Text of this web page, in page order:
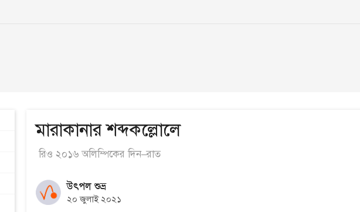
মারাকানার শব্দকল্লোলে
রিও ২০১৬ অলিম্পিকের দিন–রাত
উৎপল শুভ্র
২০ জুলাই ২০২১